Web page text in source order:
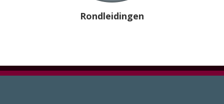
Rondleidingen